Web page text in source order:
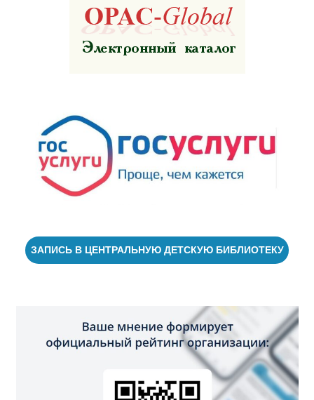
ЗАПИСЬ В ЦЕНТРАЛЬНУЮ ДЕТСКУЮ БИБЛИОТЕКУ